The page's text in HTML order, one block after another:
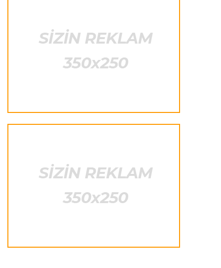
"Atletiko"nun müdafiəçisi "Aston Villa"ya keçir
"Maklaren" Verstappen üçün komandadakı
balansı pozmamalıdır"
"Nyukasl"ın yeni baş məşqçisi açıqlandı
23:26 05.08.2026